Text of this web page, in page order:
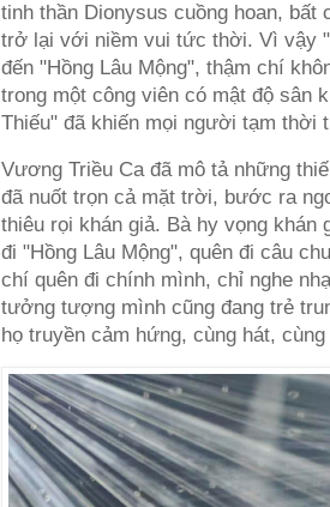
tinh thần Dionysus cuồng hoan,
trở lại với niềm vui tức thời. Vì vậy
đến "Hồng Lâu Mộng", thậm chí
trong một công viên có mật độ sân
Thiếu" đã khiến mọi người tạm thời
Vương Triều Ca đã mô tả những
đã nuốt trọn cả mặt trời, bước ra
thiêu rọi khán giả. Bà hy vọng khán
đi "Hồng Lâu Mộng", quên đi câu
chí quên đi chính mình, chỉ nghe
tưởng tượng mình cũng đang trẻ
họ truyền cảm hứng, cùng hát,